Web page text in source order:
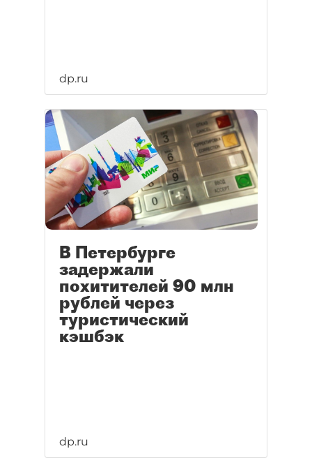
dp.ru
В Петербурге
задержали
похитителей 90 млн
рублей через
туристический
кэшбэк
dp.ru